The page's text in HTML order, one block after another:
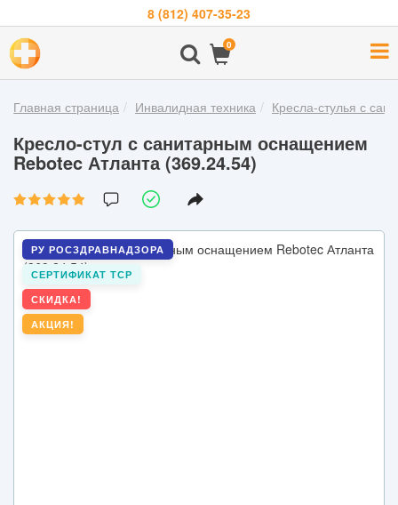
8 (812) 407-35-23
0
О
компании
Бренды
Покупателям
Контакты
Войти
Главная страница Инвалидная техника Кресла-стулья с
Кресло-стул с санитарным оснащением
Rebotec Атланта (369.24.54)
РУ РОСЗДРАВНАДЗОРА
СЕРТИФИКАТ ТСР
СКИДКА!
АКЦИЯ!